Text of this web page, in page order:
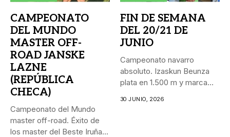
CAMPEONATO
DEL MUNDO
MASTER OFF-
ROAD JANSKE
LAZNE
(REPÚBLICA
CHECA)
Campeonato del Mundo
master off-road. Éxito de
los master del Beste Iruña...
FIN DE SEMANA
DEL 20/21 DE
JUNIO
Campeonato navarro
absoluto. Izaskun Beunza
plata en 1.500 m y marca
30 JUNIO, 2026